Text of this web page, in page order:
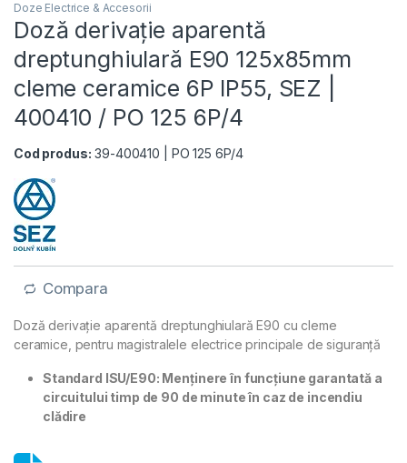
Doze Electrice & Accesorii
Doză derivație aparentă
dreptunghiulară E90 125x85mm
cleme ceramice 6P IP55, SEZ |
400410 / PO 125 6P/4
Cod produs: 39-400410 | PO 125 6P/4
Compara
Doză derivație aparentă dreptunghiulară E90 cu cleme
ceramice, pentru magistralele electrice principale de siguranță
Standard ISU/E90: Menținere în funcțiune garantată a
circuitului timp de 90 de minute în caz de incendiu
clădire